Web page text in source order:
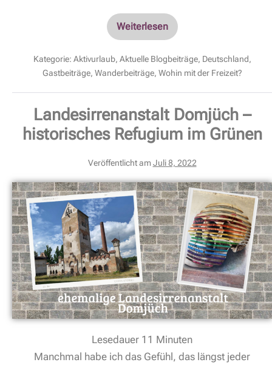
Weiterlesen
Kategorie: Aktivurlaub, Aktuelle Blogbeiträge, Deutschland,
Gastbeiträge, Wanderbeiträge, Wohin mit der Freizeit?
Landesirrenanstalt Domjüch –
historisches Refugium im Grünen
Veröffentlicht am Juli 8, 2022
Lesedauer 11 Minuten
Manchmal habe ich das Gefühl, das längst jeder